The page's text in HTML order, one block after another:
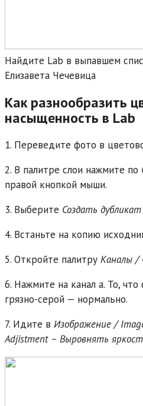
Найдите Lab в выпавшем
Елизавета Чечевица
Как разнообразить
насыщенность в Lab
1. Переведите фото в
2. В палитре слои нажмите по
правой кнопкой мыши.
3. Выберите Создать
4. Встаньте на копию
5. Откройте палитру Каналы /
6. Нажмите на канал a. То, что
грязно-серой — нормально.
7. Идите в Изображение /
Adjistment – Выровнять